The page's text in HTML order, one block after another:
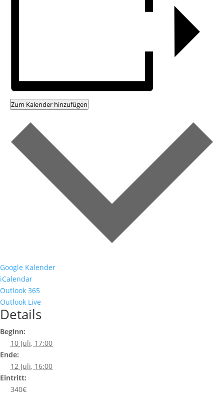
Zum Kalender hinzufügen
Google Kalender
iCalendar
Outlook 365
Outlook Live
Details
Beginn:
10 Juli, 17:00
Ende:
12 Juli, 16:00
Eintritt:
340€